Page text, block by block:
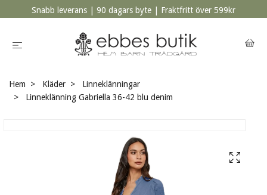
Snabb leverans | 90 dagars byte | Fraktfritt över 599kr
Hem Kläder
Linneklänningar
Linneklänning Gabriella 36-42 blu denim